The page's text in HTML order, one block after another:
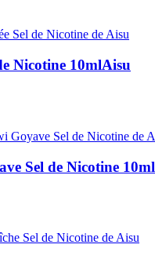
Nicotine 10mlAisu
Sel de Nicotine 10ml